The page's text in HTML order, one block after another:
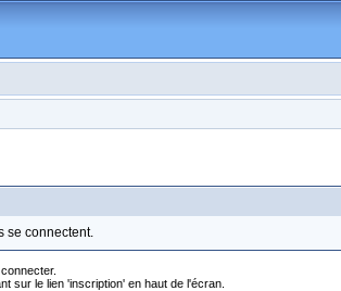
se connectent.
sur le lien 'inscription' en haut de l'écran.